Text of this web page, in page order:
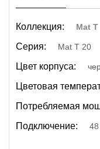
Коллекция: Mat T
Серия: Mat T 20
Цвет корпуса:
Цветовая
Потребляемая
Подключение: